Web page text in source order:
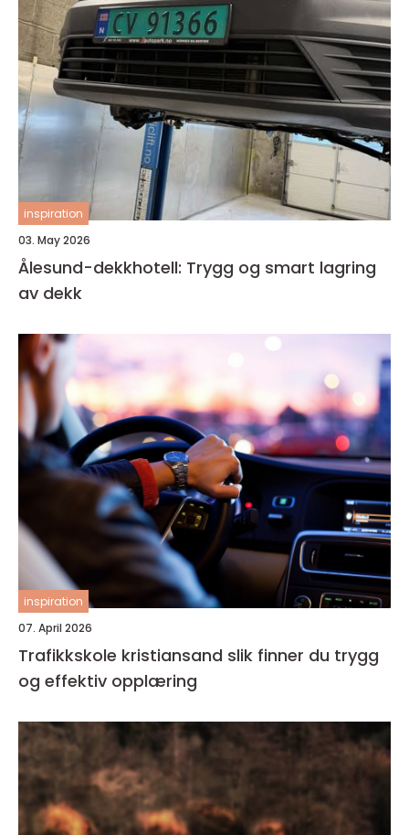
inspiration
03. May 2026
Ålesund-dekkhotell: Trygg og smart lagring
av dekk
inspiration
07. April 2026
Trafikkskole kristiansand slik finner du trygg
og effektiv opplæring